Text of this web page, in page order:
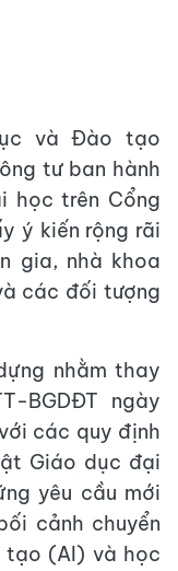
và Đào tạo
tư ban hành
học trên Cổng
ý kiến rộng rãi
gia, nhà khoa
các đối tượng
nhằm thay
BGDĐT ngày
các quy định
Giáo dục đại
yêu cầu mới
cảnh chuyển
tạo (AI) và học